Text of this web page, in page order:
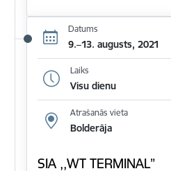
Datums
9.–13. augusts, 2021
Laiks
Visu dienu
Atrašanās vieta
Bolderāja
SIA ,,WT TERMINAL”